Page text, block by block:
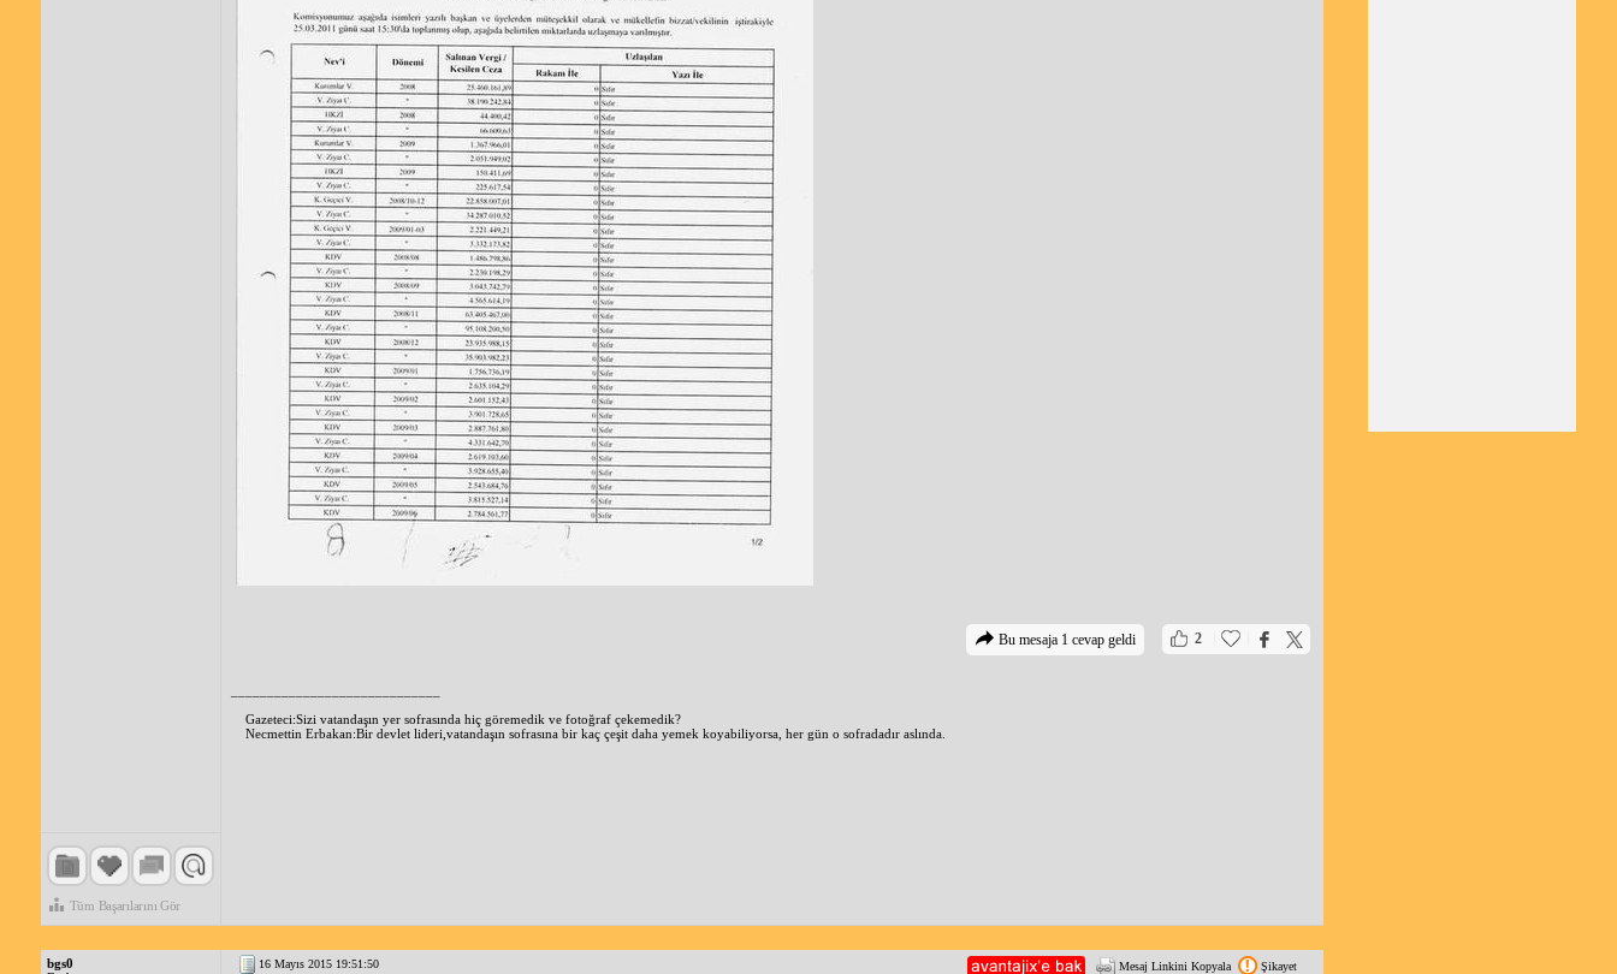
Tüm Başarılarını Gör
2
Bu mesaja 1 cevap geldi
Gazeteci:Sizi vatandaşın yer sofrasında hiç göremedik ve fotoğraf çekemedik?
Necmettin Erbakan:Bir devlet lideri,vatandaşın sofrasına bir kaç çeşit daha yemek koyabiliyorsa, her gün o sofradadır aslında.
bgs0
16 Mayıs 2015 19:51:50 Mesaj Linkini Kopyala Şikayet